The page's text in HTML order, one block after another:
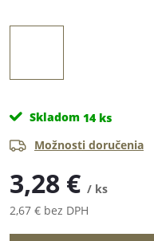
Skladom 14 ks
Možnosti doručenia
3,28 € / ks
2,67 € bez DPH